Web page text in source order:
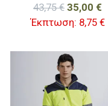
43,75 € 35,00 €
Έκπτωση: 8,75 €